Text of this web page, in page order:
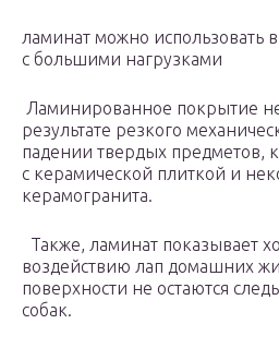
ламинат можно использовать
с большими нагрузками
Ламинированное покрытие не
результате резкого
падении твердых предметов,
с керамической плиткой и
керамогранита.
Также, ламинат показывает
воздействию лап домашних
поверхности не остаются
собак.